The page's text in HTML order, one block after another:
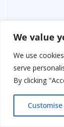
We value
We use
serve
By clicking
Customise